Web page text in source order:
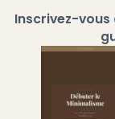
Inscrivez-